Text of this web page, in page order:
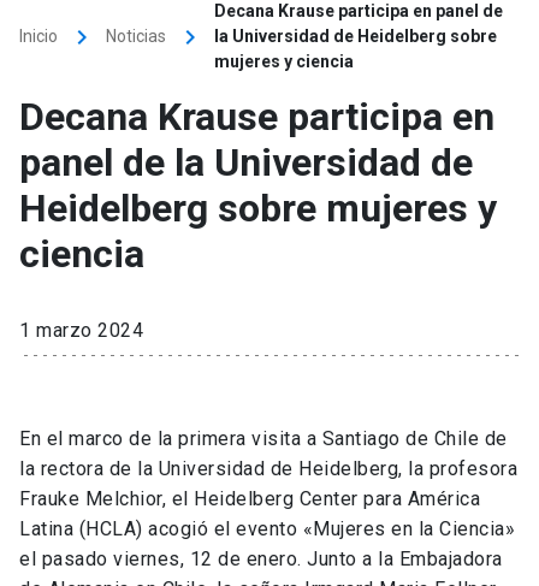
Inicio keyboard_arrow_right Noticias keyboard_arrow_right
Decana Krause participa en panel de
la Universidad de Heidelberg sobre
mujeres y ciencia
Decana Krause participa en
panel de la Universidad de
Heidelberg sobre mujeres y
ciencia
1 marzo 2024
En el marco de la primera visita a Santiago de Chile de
la rectora de la Universidad de Heidelberg, la profesora
Frauke Melchior, el Heidelberg Center para América
Latina (HCLA) acogió el evento «Mujeres en la Ciencia»
el pasado viernes, 12 de enero. Junto a la Embajadora